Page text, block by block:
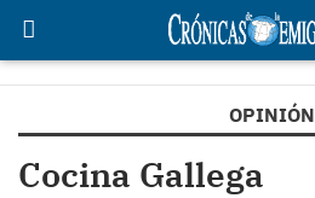
OPINIÓN
Cocina Gallega